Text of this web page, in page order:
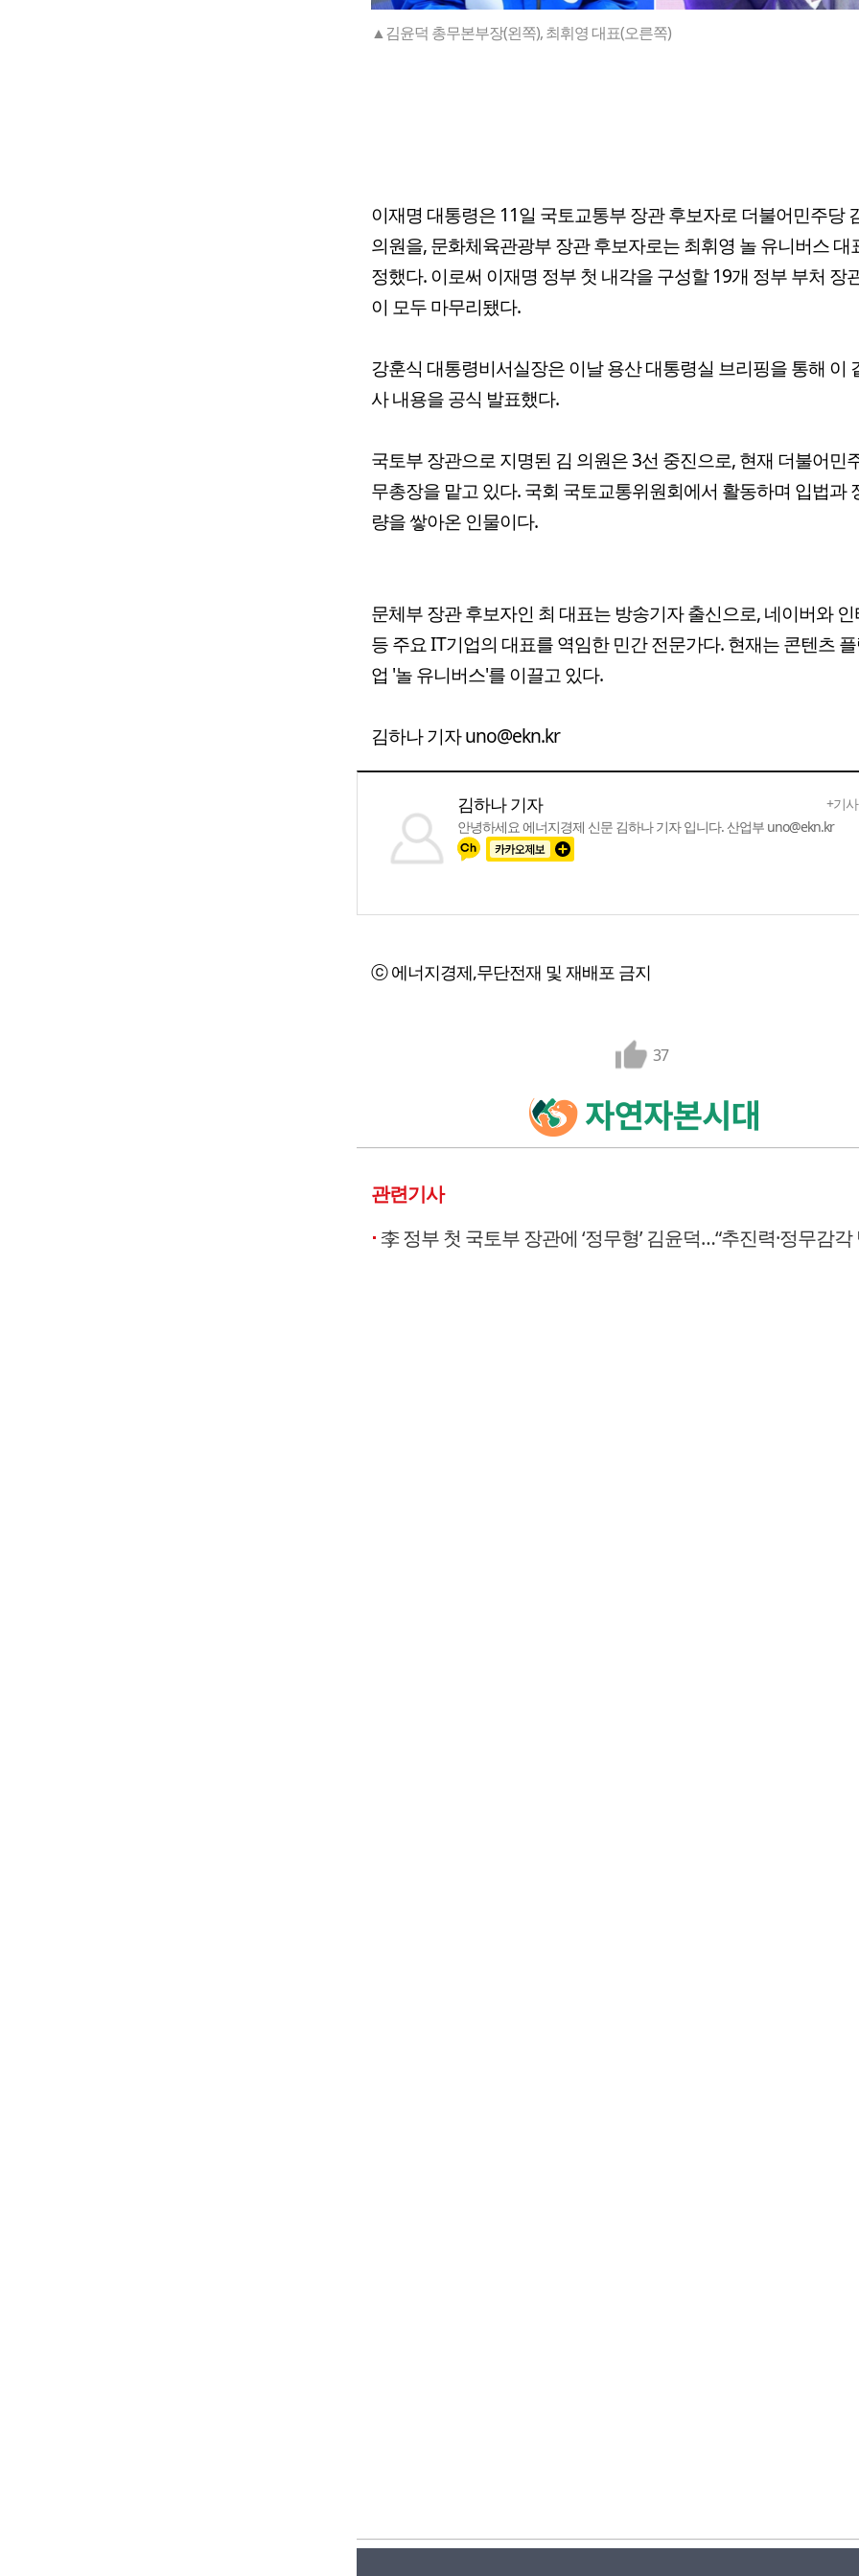
▲김윤덕 총무본부장(왼쪽), 최휘영 대표(오른쪽)
이재명 대통령은 11일 국토교통부 장관 후보자로 더불어민주당
의원을, 문화체육관광부 장관 후보자로는 최휘영 놀 유니버스 대
정했다. 이로써 이재명 정부 첫 내각을 구성할 19개 정부 부처 장
이 모두 마무리됐다.
강훈식 대통령비서실장은 이날 용산 대통령실 브리핑을 통해 이
사 내용을 공식 발표했다.
국토부 장관으로 지명된 김 의원은 3선 중진으로, 현재 더불어민
무총장을 맡고 있다. 국회 국토교통위원회에서 활동하며 입법과
량을 쌓아온 인물이다.
문체부 장관 후보자인 최 대표는 방송기자 출신으로, 네이버와
등 주요 IT기업의 대표를 역임한 민간 전문가다. 현재는 콘텐츠
업 '놀 유니버스'를 이끌고 있다.
김하나 기자 uno@ekn.kr
김하나 기자
+기
안녕하세요 에너지경제 신문 김하나 기자 입니다. 산업부 uno@ekn.kr
ⓒ 에너지경제,무단전재 및 재배포 금지
37
관련기사
李 정부 첫 국토부 장관에 ‘정무형’ 김윤덕…“추진력·정무감각